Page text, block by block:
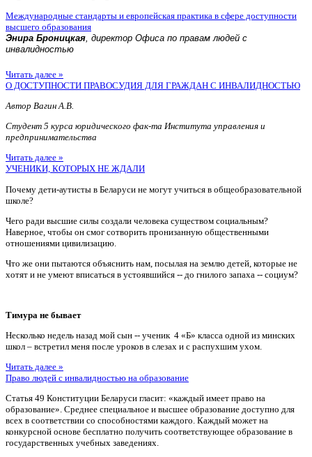
Международные стандарты и европейская практика в сфере доступности
высшего образования
Энира Броницкая, директор Офиса по правам людей с
инвалидностью
Читать далее »
О ДОСТУПНОСТИ ПРАВОСУДИЯ ДЛЯ ГРАЖДАН С ИНВАЛИДНОСТЬЮ
Автор Вагин А.В.
Студент 5 курса юридического фак-та Института управления и
предпринимательства
Читать далее »
УЧЕНИКИ, КОТОРЫХ НЕ ЖДАЛИ
Почему дети-аутисты в Беларуси не могут учиться в общеобразовательной
школе?
Чего ради высшие силы создали человека существом социальным?
Наверное, чтобы он смог сотворить пронизанную общественными
отношениями цивилизацию.
Что же они пытаются объяснить нам, посылая на землю детей, которые не
хотят и не умеют вписаться в устоявшийся -- до гнилого запаха -- социум?
Тимура не бывает
Несколько недель назад мой сын -- ученик 4 «Б» класса одной из минских
школ – встретил меня после уроков в слезах и с распухшим ухом.
Читать далее »
Право людей с инвалидностью на образование
Статья 49 Конституции Беларуси гласит: «каждый имеет право на
образование». Среднее специальное и высшее образование доступно для
всех в соответствии со способностями каждого. Каждый может на
конкурсной основе бесплатно получить соответствующее образование в
государственных учебных заведениях.